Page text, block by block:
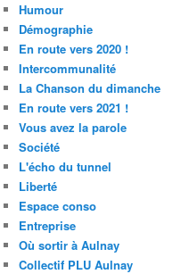
Humour
Démographie
En route vers 2020 !
Intercommunalité
La Chanson du dimanche
En route vers 2021 !
Vous avez la parole
Société
L'écho du tunnel
Liberté
Espace conso
Entreprise
Où sortir à Aulnay
Collectif PLU Aulnay